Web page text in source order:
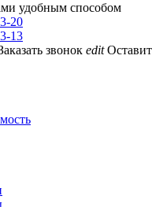
удобным способом
20
13
звонок edit